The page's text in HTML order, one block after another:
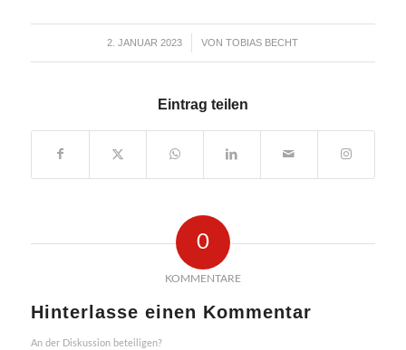
2. JANUAR 2023
/ VONTOBIAS BECHT
Eintrag teilen
0
KOMMENTARE
Hinterlasse einen Kommentar
An der Diskussion beteiligen?